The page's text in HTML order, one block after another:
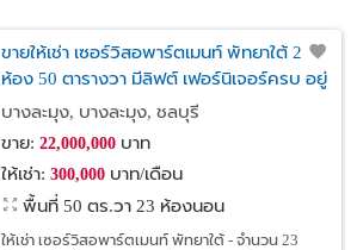
ขายให้เช่า เซอร์วิสอพาร์ตเมนท์ พัทยาใต้ 23
ห้อง 50 ตารางวา มีลิฟต์ เฟอร์นิเจอร์ครบ อยู่
ใกล้ walking street
บางละมุง, บางละมุง, ชลบุรี
ขาย: 22,000,000บาท
ให้เช่า: 300,000บาท/เดือน
พื้นที่ 50 ตร.วา 23 ห้องนอน
ให้เช่า เซอร์วิสอพาร์ตเมนท์ พัทยาใต้ - จำนวน 23